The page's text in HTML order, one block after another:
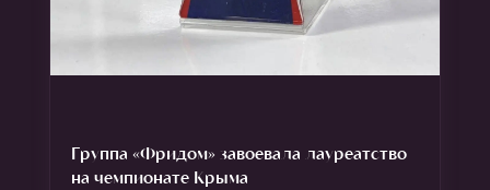
Группа «Фридом» завоевала лауреатство
на чемпионате Крыма